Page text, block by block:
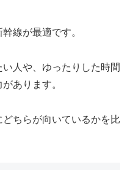
線が最適です。
人や、ゆったりした時間
あります。
ちらが向いているかを比